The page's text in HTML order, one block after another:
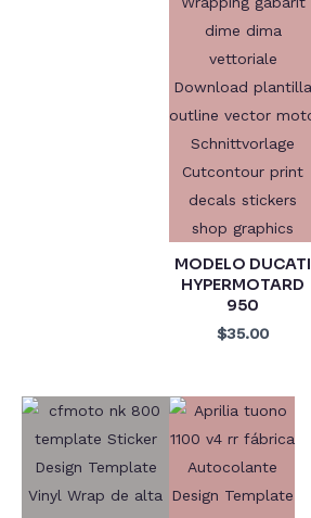
MODELO DUCATI
HYPERMOTARD
950
$35.00